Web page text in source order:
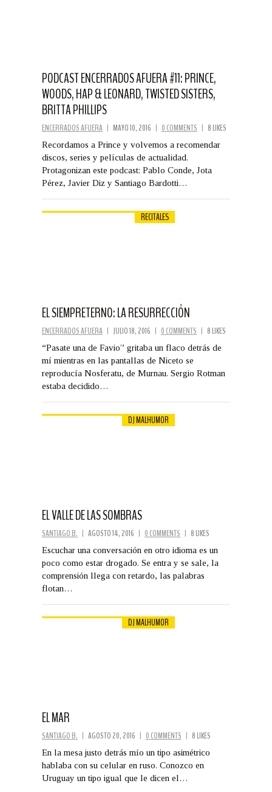
PODCAST ENCERRADOS AFUERA #11: PRINCE,
WOODS, HAP & LEONARD, TWISTED SISTERS,
BRITTA PHILLIPS
ENCERRADOS AFUERA | MAYO 10, 2016 | 0 COMMENTS | 8 LIKES
Recordamos a Prince y volvemos a recomendar
discos, series y películas de actualidad.
Protagonizan este podcast: Pablo Conde, Jota
Pérez, Javier Diz y Santiago Bardotti…
RECITALES
EL SIEMPRETERNO: LA RESURRECCIÓN
ENCERRADOS AFUERA | JULIO 18, 2016 | 0 COMMENTS | 8 LIKES
“Pasate una de Favio” gritaba un flaco detrás de
mí mientras en las pantallas de Niceto se
reproducía Nosferatu, de Murnau. Sergio Rotman
estaba decidido…
DJ MALHUMOR
EL VALLE DE LAS SOMBRAS
SANTIAGO B. | AGOSTO 14, 2016 | 0 COMMENTS | 8 LIKES
Escuchar una conversación en otro idioma es un
poco como estar drogado. Se entra y se sale, la
comprensión llega con retardo, las palabras
flotan…
DJ MALHUMOR
EL MAR
SANTIAGO B. | AGOSTO 20, 2016 | 0 COMMENTS | 8 LIKES
En la mesa justo detrás mío un tipo asimétrico
hablaba con su celular en ruso. Conozco en
Uruguay un tipo igual que le dicen el…